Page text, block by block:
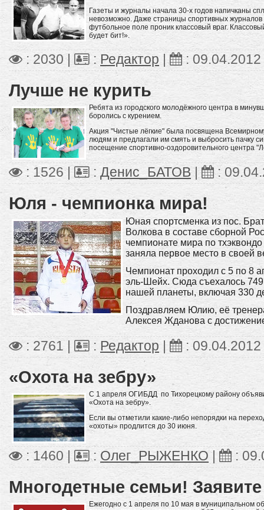
Газеты и журналы начала 30-х годов напичканы
невозможно. Даже страницы спортивных
футбольное поле проник классовый враг.
будет бит!».
: 2030 | : Редактор | : 09.04.2012
Лучше не курить
Ребята из городского молодёжного центра в
боролись с курением.
Акция "Чистые лёгкие" была посвящена
людям и предлагали им смять и выбросить пачку
посещение спортивно-оздоровительного центра
: 1526 | : Денис_БАТОВ| :
Юля - чемпионка мира!
Юная спортсменка из пос.
Волкова в составе сборной
чемпионате мира по
заняла первое место в своей
Чемпионат проходил с 5 по 8
эль-Шейх. Сюда съехалось
нашей планеты, включая 330
Поздравляем Юлию, её
Алексея Жданова с
: 2761 | : Редактор : 09.04.2012
«Охота на зебру»
С 1 апреля ОГИБДД по Тихорецкому району
«Охота на зебру».
Если вы отметили какие-либо непорядки на
«охоты» продлится до 30 июня.
: 1460 | : Олег_РЫЖЕНКО | :
Многодетные семьи!
Ежегодно с 1 апреля по 10 мая в муниципальном